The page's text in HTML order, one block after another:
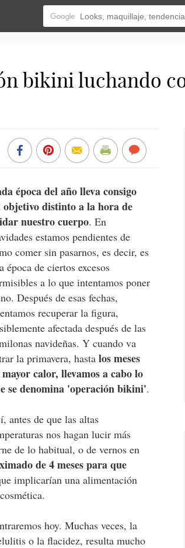
bikini luchando
época del año lleva consigo
objetivo distinto a la hora de
nuestro cuerpo. En
estamos pendientes de
comer sin pasarnos, es decir, es
época de ciertos excesos
a lo que intentamos poner
Después de esas fechas,
recuperar la figura,
afectada después de las
navideñas. Y cuando va
la primavera, hastalos meses
mayor calor, llevamos a cabo lo
se denomina 'operación bikini'.
antes de que las altas
nos hagan lucir más
de lo habitual, o de vernos en
de 4 meses para que
implicarían una alimentación
hoy. Muchas veces, la
o la flacidez, resulta mucho